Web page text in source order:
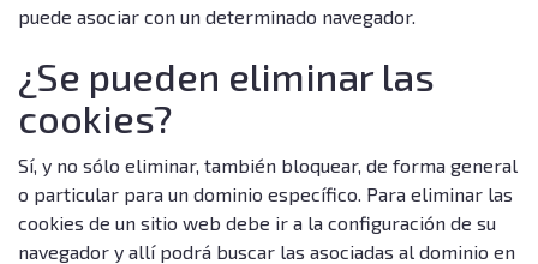
puede asociar con un determinado navegador.
¿Se pueden eliminar las
cookies?
Sí, y no sólo eliminar, también bloquear, de forma general
o particular para un dominio específico. Para eliminar las
cookies de un sitio web debe ir a la configuración de su
navegador y allí podrá buscar las asociadas al dominio en